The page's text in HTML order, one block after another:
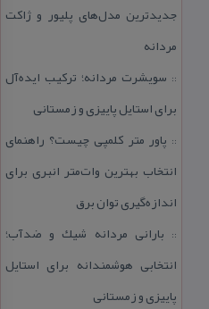
جدیدترین مدل‌های پلیور و ژاكت
مردانه
:: سویشرت مردانه؛ تركیب ایده‌آل
برای استایل پاییزی و زمستانی
:: پاور متر كلمپی چیست؟ راهنمای
انتخاب بهترین وات‌متر انبری برای
اندازه‌گیری توان برق
:: بارانی مردانه شیك و ضدآب؛
انتخابی هوشمندانه برای استایل
پاییزی و زمستانی